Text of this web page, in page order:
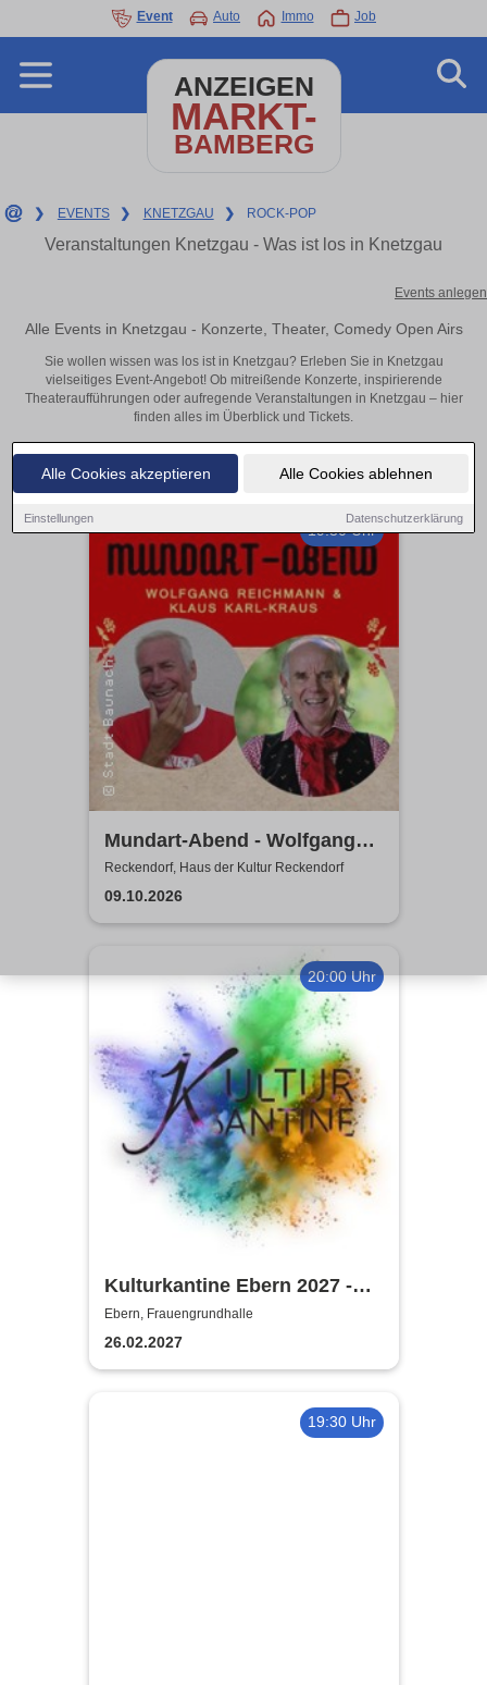
Alle Cookies akzeptieren Alle Cookies ablehnen
Einstellungen Datenschutzerklärung
Event Auto Immo Job
ANZEIGEN
MARKT-
BAMBERG
❯ EVENTS ❯ KNETZGAU ❯ ROCK-POP
Veranstaltungen Knetzgau - Was ist los in Knetzgau
Events anlegen
Alle Events in Knetzgau - Konzerte, Theater, Comedy Open Airs
Sie wollen wissen was los ist in Knetzgau? Erleben Sie in Knetzgau
vielseitiges Event-Angebot! Ob mitreißende Konzerte, inspirierende
Theateraufführungen oder aufregende Veranstaltungen in Knetzgau – hier
finden alles im Überblick und Tickets.
19:30 Uhr
Mundart-Abend - Wolfgang
Reichmann & Klaus Karl-
Kraus
Reckendorf, Haus der Kultur Reckendorf
09.10.2026
20:00 Uhr
Kulturkantine Ebern 2027 -
Purer Zufall
Ebern, Frauengrundhalle
26.02.2027
19:30 Uhr